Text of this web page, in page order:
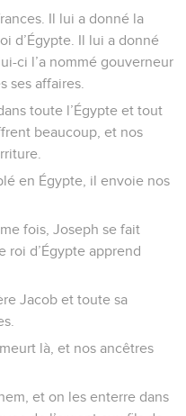
Il lui a donné la
d’Égypte. Il lui a donné
ci l’a nommé gouverneur
ses affaires.
toute l’Égypte et tout
beaucoup, et nos
en Égypte, il envoie nos
fois, Joseph se fait
roi d’Égypte apprend
Jacob et toute sa
là, et nos ancêtres
et on les enterre dans